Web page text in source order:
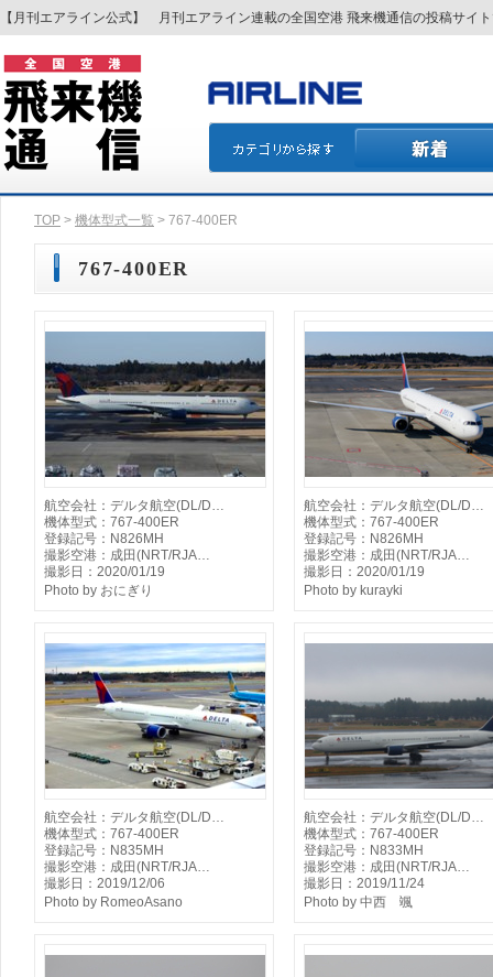
【月刊エアライン公式】 月刊エアライン連載の全国空港 飛来機通信の投稿サイ
TOP > 機体型式一覧 > 767-400ER
767-400ER
航空会社：デルタ航空(DL/D…
機体型式：767-400ER
登録記号：N826MH
撮影空港：成田(NRT/RJA…
撮影日：2020/01/19
Photo by おにぎり
航空会社：デルタ航空(DL/D…
機体型式：767-400ER
登録記号：N826MH
撮影空港：成田(NRT/RJA…
撮影日：2020/01/19
Photo by kurayki
航空会社：デルタ航空(DL/D…
機体型式：767-400ER
登録記号：N835MH
撮影空港：成田(NRT/RJA…
撮影日：2019/12/06
Photo by RomeoAsano
航空会社：デルタ航空(DL/D…
機体型式：767-400ER
登録記号：N833MH
撮影空港：成田(NRT/RJA…
撮影日：2019/11/24
Photo by 中西 颯